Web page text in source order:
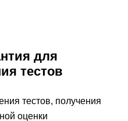
для
тестов
тестов, получения
оценки